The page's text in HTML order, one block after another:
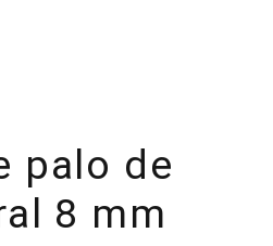
palo de
8 mm